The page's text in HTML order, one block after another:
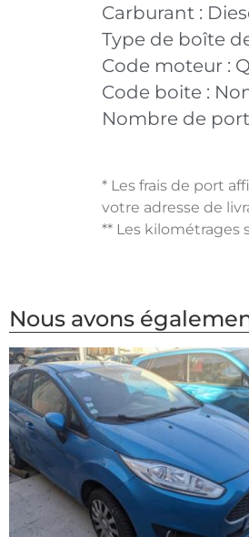
Carburant :
Type de boîte
Code moteur :
Code boite :
Nombre de
* Les frais de port
votre adresse de
** Les
Nous avons